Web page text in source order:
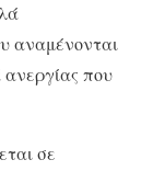
αναμένονται
που
σε